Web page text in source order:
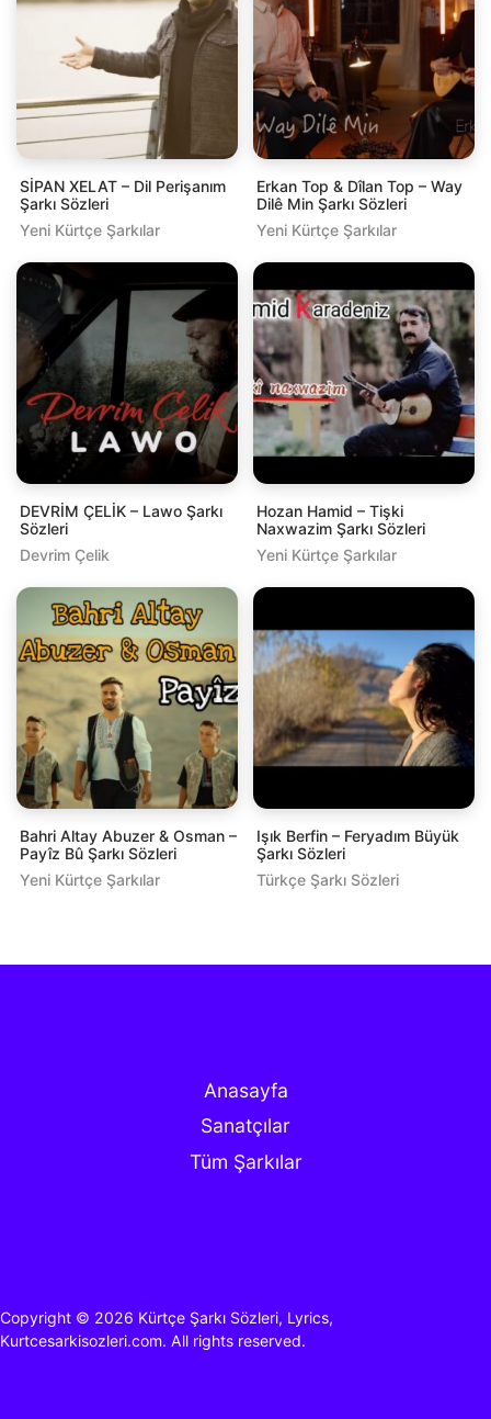
SİPAN XELAT – Dil Perişanım
Şarkı Sözleri
Yeni Kürtçe Şarkılar
Erkan Top & Dîlan Top – Way
Dilê Min Şarkı Sözleri
Yeni Kürtçe Şarkılar
DEVRİM ÇELİK – Lawo Şarkı
Sözleri
Devrim Çelik
Hozan Hamid – Tişki
Naxwazim Şarkı Sözleri
Yeni Kürtçe Şarkılar
Bahri Altay Abuzer & Osman –
Payîz Bû Şarkı Sözleri
Yeni Kürtçe Şarkılar
Işık Berfin – Feryadım Büyük
Şarkı Sözleri
Türkçe Şarkı Sözleri
Anasayfa
Sanatçılar
Tüm Şarkılar
Copyright © 2026 Kürtçe Şarkı Sözleri, Lyrics,
Kurtcesarkisozleri.com. All rights reserved.